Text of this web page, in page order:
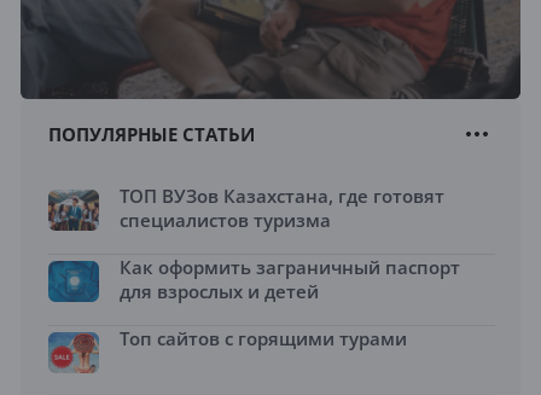
ПОПУЛЯРНЫЕ СТАТЬИ
ТОП ВУЗов Казахстана, где готовят
специалистов туризма
Как оформить заграничный паспорт
для взрослых и детей
Топ сайтов с горящими турами